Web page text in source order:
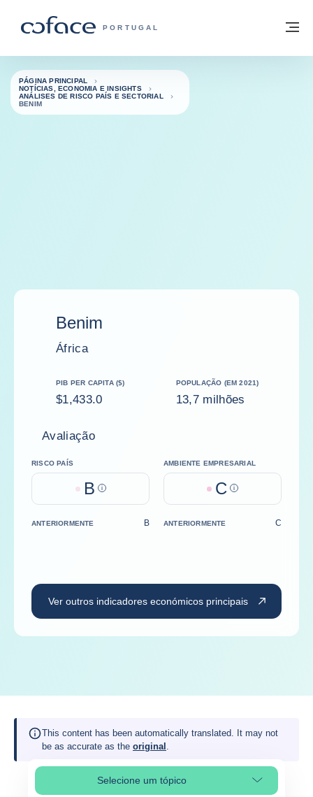
COFACE FOR TRADE - HOMEPAGE DO
PORTUGAL
Voltar à página principal
PÁGINA PRINCIPAL
NOTÍCIAS, ECONOMIA E INSIGHTS
ANÁLISES DE RISCO PAÍS E SECTORIAL
BENIM
Benim
África
PIB PER CAPITA ($)
$1,433.0
POPULAÇÃO (EM 2021)
13,7 milhões
Avaliação
RISCO PAÍS
B Help
AMBIENTE EMPRESARIAL
C Help
ANTERIORMENTE B ANTERIORMENTE C
Ver outros indicadores económicos principais
This content has been automatically translated. It may not
be as accurate as the original .
Selecione um tópicoSelecionar a secção da página